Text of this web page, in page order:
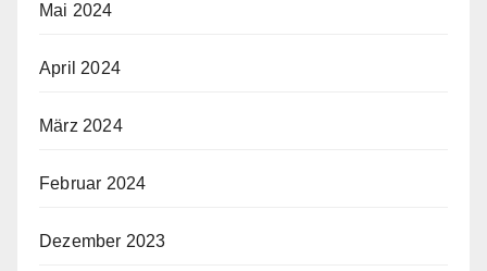
Mai 2024
April 2024
März 2024
Februar 2024
Dezember 2023